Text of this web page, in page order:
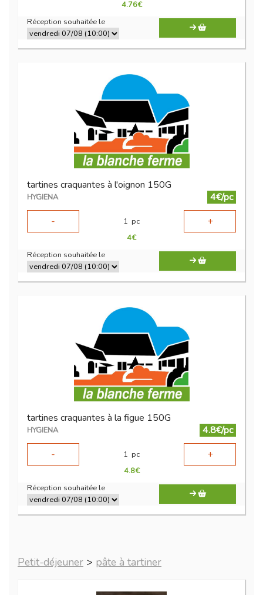
4.76€
Réception souhaitée le
tartines craquantes à l'oignon 150G
HYGIENA
4€/pc
-
1 pc +
4€
Réception souhaitée le
tartines craquantes à la figue 150G
HYGIENA
4.8€/pc
-
1 pc +
4.8€
Réception souhaitée le
Petit-déjeuner > pâte à tartiner